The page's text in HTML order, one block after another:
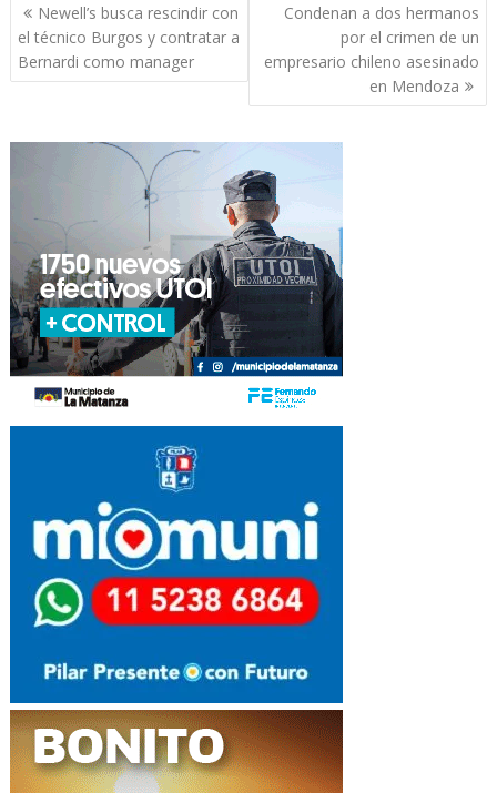
Navegación
de
entradas
Newell’s busca rescindir con
el técnico Burgos y contratar a
Bernardi como manager
Condenan a dos hermanos
por el crimen de un
empresario chileno asesinado
en Mendoza